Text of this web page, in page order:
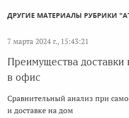
ДРУГИЕ МАТЕРИАЛЫ РУБРИКИ
7 марта 2024 г., 15:43:21
Преимущества доставки
в офис
Сравнительный анализ при
и доставке на дом